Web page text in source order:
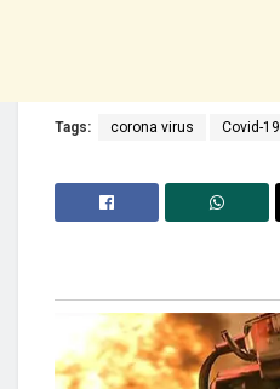
Tags: corona virus Covid-19